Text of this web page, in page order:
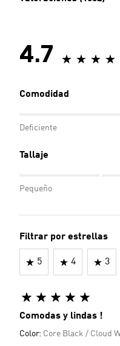
4.7
Comodidad
Deficiente
Tallaje
Pequeño
Filtrar por estrellas
5 4 3
Comodas y lindas !
Color: Core Black / Cloud